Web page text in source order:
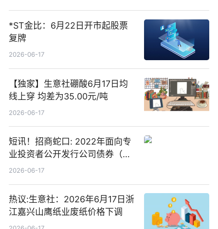
*ST金比：6月22日开市起股票
复牌
2026-06-17
【独家】生意社硼酸6月17日均
线上穿 均差为35.00元/吨
2026-06-17
短讯！招商蛇口: 2022年面向专
业投资者公开发行公司债券（第
二期）（品种二）2026年付息公
2026-06-17
热议:生意社：2026年6月17日浙
江嘉兴山鹰纸业废纸价格下调